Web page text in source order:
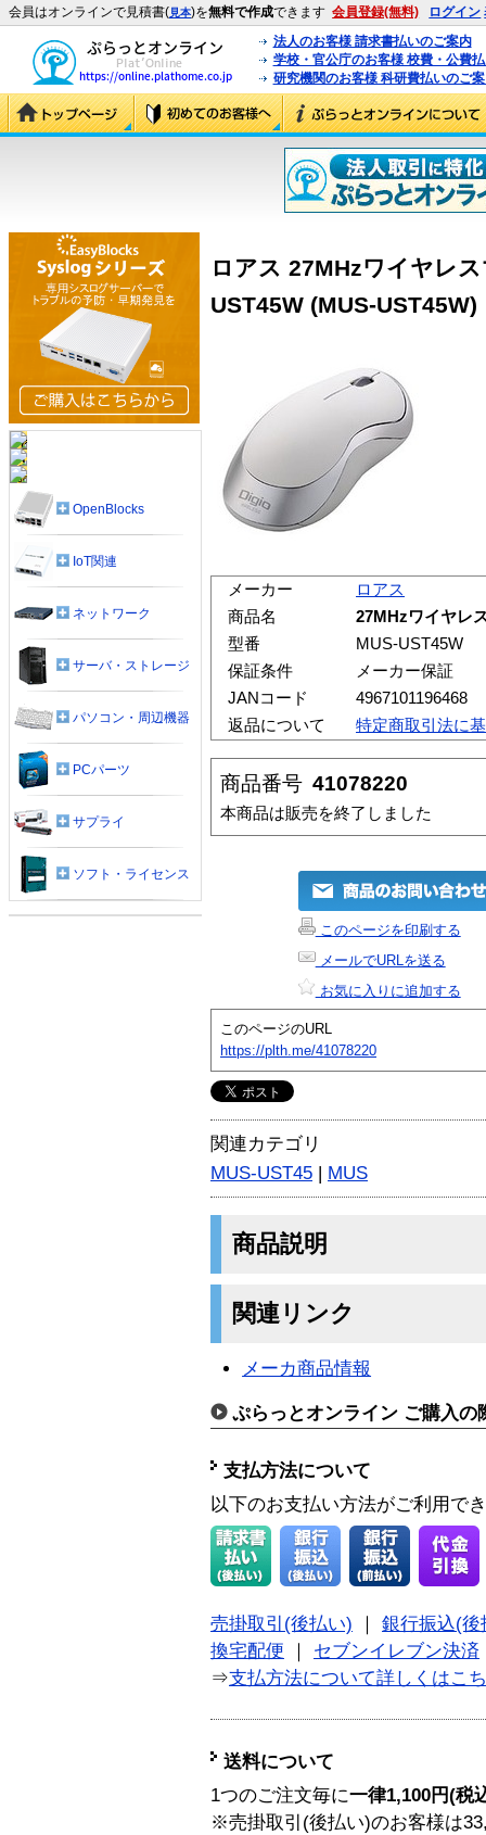
会員はオンラインで見積書(見本)を無料で作成できます 会員登録(無料) ログイン
法人のお客様 請求書払いのご案内
学校・官公庁のお客様 校費・公費
研究機関のお客様 科研費払いのご
ロアス 27MHzワイヤレ
UST45W (MUS-UST45W)
メーカー
ロアス
商品名
27MHzワイヤレ
型番
MUS-UST45W
保証条件
メーカー保証
JANコード
4967101196468
返品について
特定商取引法に
商品番号 41078220
本商品は販売を終了しました
このページを印刷する
メールでURLを送る
お気に入りに追加する
このページのURL
https://plth.me/41078220
関連カテゴリ
MUS-UST45 | MUS
商品説明
関連リンク
メーカ商品情報
ぷらっとオンライン ご購入の
支払方法について
以下のお支払い方法がご利用で
売掛取引(後払い)
銀行振込(後
換宅配便
セブンイレブン決済
⇒支払方法について詳しくはこ
送料について
1つのご注文毎に一律1,100円(税
※売掛取引(後払い)のお客様は
OpenBlocks
IoT関連
ネットワーク
サーバ・ストレージ
パソコン・周辺機器
PCパーツ
サプライ
ソフト・ライセンス